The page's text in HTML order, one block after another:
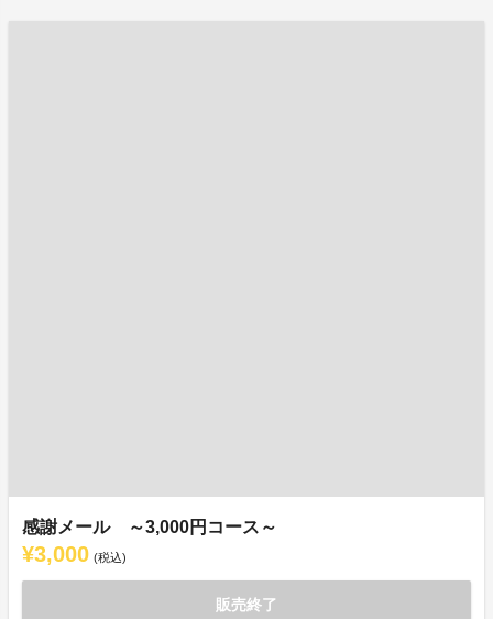
感謝メール ～3,000円コース～
¥3,000 (税込)
販売終了